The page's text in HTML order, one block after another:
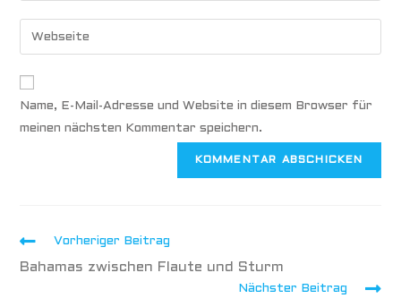
Name, E-Mail-Adresse und Website in diesem Browser für
meinen nächsten Kommentar speichern.
Vorheriger Beitrag
Bahamas zwischen Flaute und Sturm
Nächster Beitrag